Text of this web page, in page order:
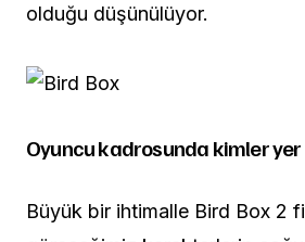
olduğu düşünülüyor.
Oyuncu kadrosunda kimler
Büyük bir ihtimalle Bird Box 2